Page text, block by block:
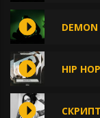
HIP